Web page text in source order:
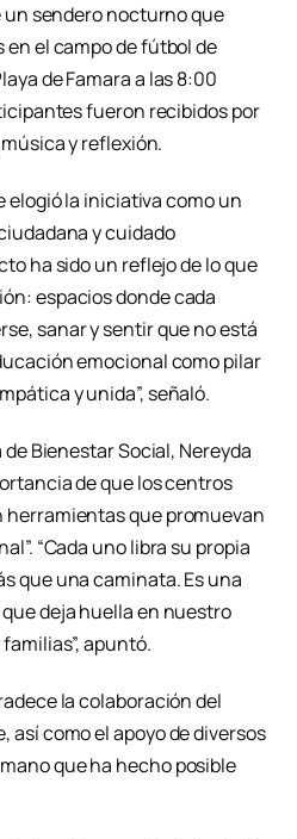
sendero nocturno que
el campo de fútbol de
de Famara a las 8:00
fueron recibidos por
y reflexión.
elogió la iniciativa como un
y cuidado
ha sido un reflejo de lo que
espacios donde cada
sanar y sentir que no está
emocional como pilar
y unida”, señaló.
Bienestar Social, Nereyda
de que los centros
que promuevan
“Cada uno libra su propia
que una caminata. Es una
deja huella en nuestro
apuntó.
la colaboración del
así como el apoyo de diversos
que ha hecho posible